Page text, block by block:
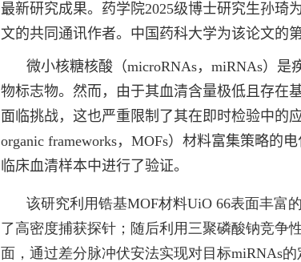
最新研究成果。药学院2025级博士研究生孙琦
文的共同通讯作者。中国药科大学为该论文的
微小核糖核酸（microRNAs， miRNAs）是
物标志物。然而，由于其血清含量极低且存在
面临挑战，这也严重限制了其在即时检验中的
organic frameworks， MOFs）材料富集策略的
临床血清样本中进行了验证。
该研究利用锆基MOF材料UiO 66表面丰富的
了高密度捕获探针；随后利用三聚磷酸钠竞争
面，通过差分脉冲伏安法实现对目标miRNAs的